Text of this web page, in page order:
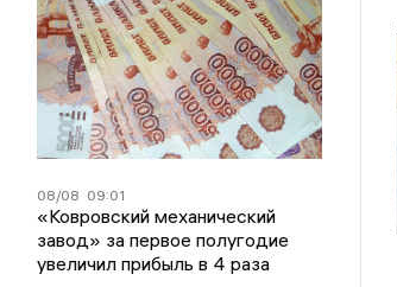
08/08 09:01
«Ковровский механический
завод» за первое полугодие
увеличил прибыль в 4 раза